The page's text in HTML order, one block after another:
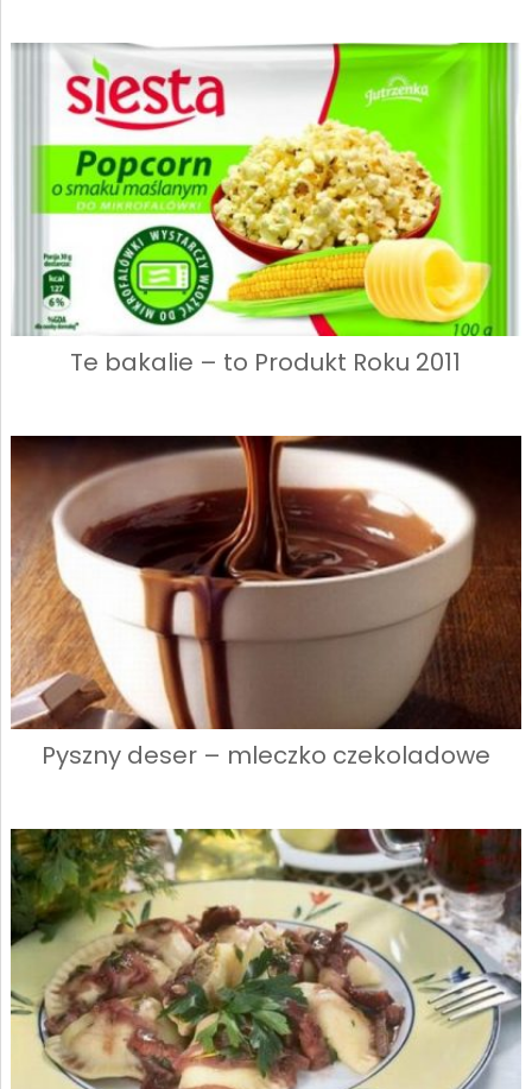
Te bakalie – to Produkt Roku 2011
Pyszny deser – mleczko czekoladowe